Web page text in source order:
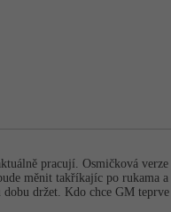
pracují. Osmičková
měnit takříkajíc po rukama
držet. Kdo chce GM